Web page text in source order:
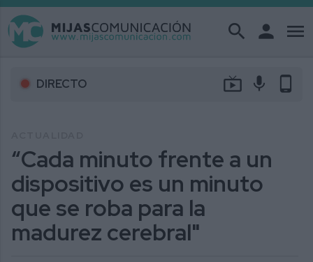
search person menu
DIRECTO live_tv mic phone_android
“Cada minuto frente a un
dispositivo es un minuto
que se roba para la
madurez cerebral"